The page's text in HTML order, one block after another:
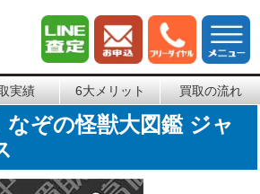
実績 6大メリット 買取の流れ
なぞの怪獣大図鑑 ジャ